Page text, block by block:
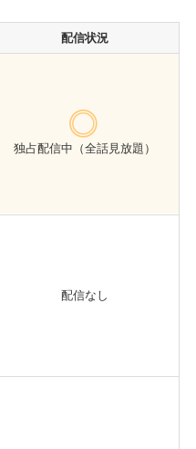
配信状況
独占配信中（全話見放題）
配信なし